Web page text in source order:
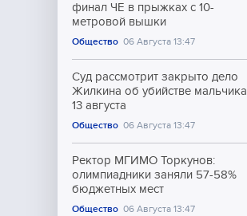
Общество
Культура
финал ЧЕ в прыжках с 10-
метровой вышки
Общество 06 Августа 13:47
Суд рассмотрит закрыто дело
Жилкина об убийстве мальчика
13 августа
Общество 06 Августа 13:47
Ректор МГИМО Торкунов:
олимпиадники заняли 57-58%
бюджетных мест
Общество 06 Августа 13:47